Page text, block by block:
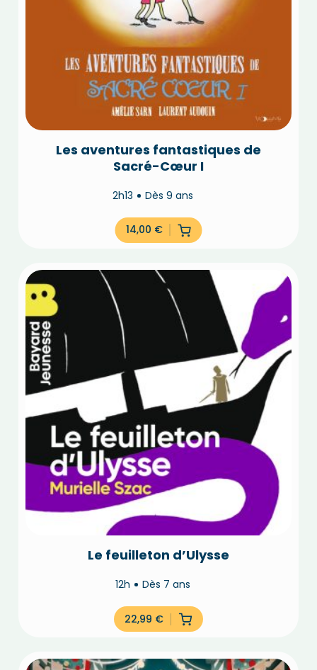
Les aventures fantastiques de
Sacré-Cœur I
2h13 Dès 9 ans
14,00 €
Le feuilleton d’Ulysse
12h Dès 7 ans
22,99 €